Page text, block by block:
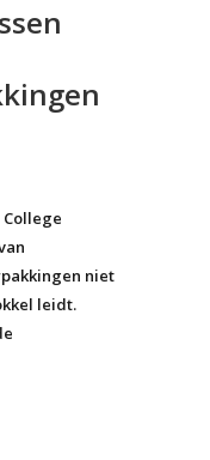
niet
leidt.